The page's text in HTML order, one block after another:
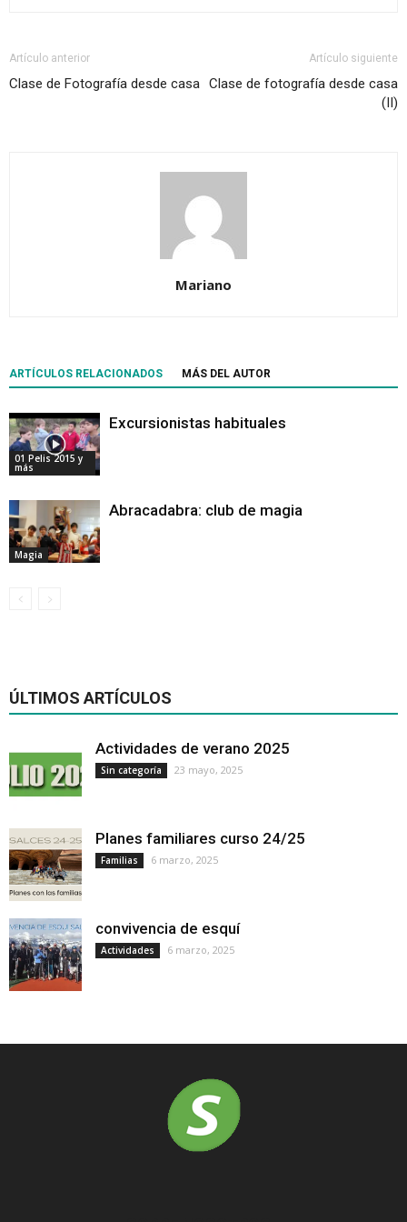
Artículo anterior
Clase de Fotografía desde casa
Artículo siguiente
Clase de fotografía desde casa
(II)
Mariano
ARTÍCULOS RELACIONADOS MÁS DEL AUTOR
01 Pelis 2015 y
más
Excursionistas habituales
Magia
Abracadabra: club de magia
ÚLTIMOS ARTÍCULOS
Actividades de verano 2025
Sin categoría 23 mayo, 2025
Planes familiares curso 24/25
Familias 6 marzo, 2025
convivencia de esquí
Actividades 6 marzo, 2025